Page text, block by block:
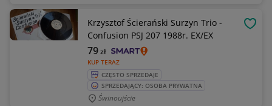
Krzysztof Ścierański Surzyn Trio -
Confusion PSJ 207 1988r. EX/EX
KUP TERAZ
79zł
CZĘSTO SPRZEDAJE
SPRZEDAJĄCY: OSOBA PRYWATNA
Świnoujście